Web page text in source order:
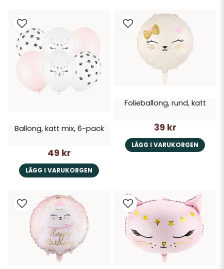
Ballong, katt mix, 6-pack
49 kr
LÄGG I VARUKORGEN
Folieballong, rund, katt
39 kr
LÄGG I VARUKORGEN